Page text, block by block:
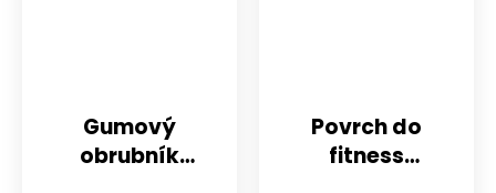
Gumový
obrubník
Povrch do
fitness